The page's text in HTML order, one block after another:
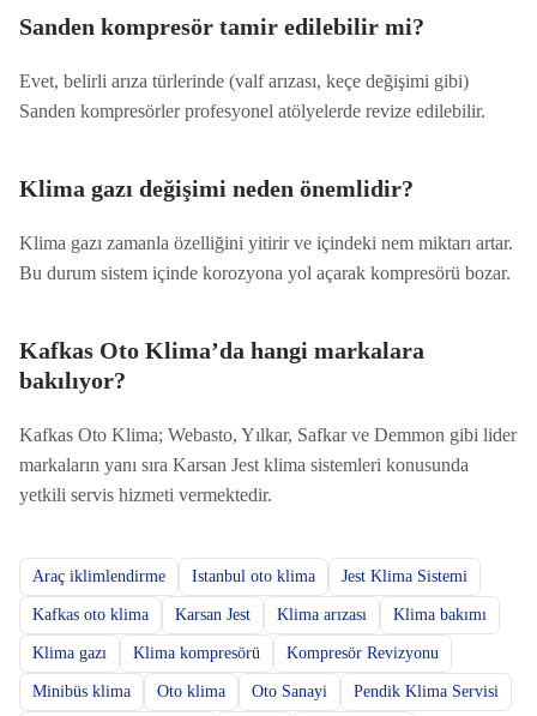
Sanden kompresör tamir edilebilir mi?
Evet, belirli arıza türlerinde (valf arızası, keçe değişimi gibi)
Sanden kompresörler profesyonel atölyelerde revize edilebilir.
Klima gazı değişimi neden önemlidir?
Klima gazı zamanla özelliğini yitirir ve içindeki nem miktarı artar.
Bu durum sistem içinde korozyona yol açarak kompresörü bozar.
Kafkas Oto Klima’da hangi markalara
bakılıyor?
Kafkas Oto Klima; Webasto, Yılkar, Safkar ve Demmon gibi lider
markaların yanı sıra Karsan Jest klima sistemleri konusunda
yetkili servis hizmeti vermektedir.
Araç iklimlendirme Istanbul oto klima Jest Klima Sistemi
Kafkas oto klima Karsan Jest Klima arızası Klima bakımı
Klima gazı Klima kompresörü Kompresör Revizyonu
Minibüs klima Oto klima Oto Sanayi Pendik Klima Servisi